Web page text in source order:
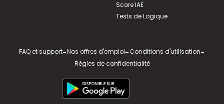
Score IAE
Tests de Logique
FAQ et support-Nos offres d'emploi-Conditions d'utilisation-
Règles de confidentialité